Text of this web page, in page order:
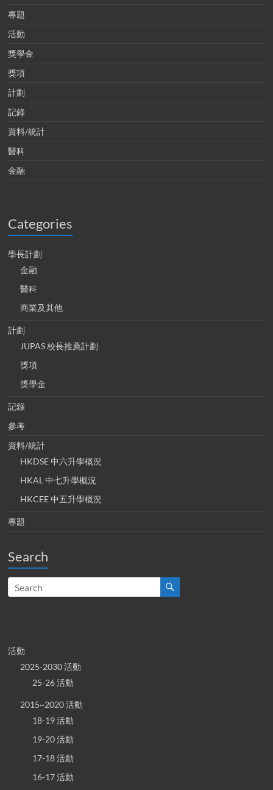
專題
活動
獎學金
獎項
計劃
記錄
資料/統計
醫科
金融
Categories
學長計劃
金融
醫科
商業及其他
計劃
JUPAS 校長推薦計劃
獎項
獎學金
記錄
參考
資料/統計
HKDSE 中六升學概況
HKAL 中七升學概況
HKCEE 中五升學概況
專題
Search
活動
2025-2030 活動
25-26 活動
2015~2020 活動
18-19 活動
19-20 活動
17-18 活動
16-17 活動